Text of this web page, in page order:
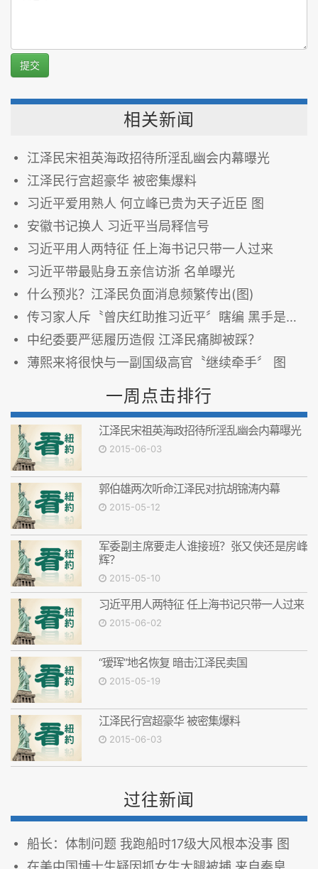
提交
相关新闻
江泽民宋祖英海政招待所淫乱幽会内幕曝光
江泽民行宫超豪华 被密集爆料
习近平爱用熟人 何立峰已贵为天子近臣 图
安徽书记换人 习近平当局释信号
习近平用人两特征 任上海书记只带一人过来
习近平带最贴身五亲信访浙 名单曝光
什么预兆？江泽民负面消息频繁传出(图)
传习家人斥〝曾庆红助推习近平〞瞎编 黑手是他？
中纪委要严惩履历造假 江泽民痛脚被踩？
薄熙来将很快与一副国级高官〝继续牵手〞 图
一周点击排行
江泽民宋祖英海政招待所淫乱幽会内幕曝光
2015-06-03
郭伯雄两次听命江泽民对抗胡锦涛内幕
2015-05-12
军委副主席要走人谁接班？张又侠还是房峰
辉？
2015-05-10
习近平用人两特征 任上海书记只带一人过来
2015-06-02
“瑷珲”地名恢复 暗击江泽民卖国
2015-05-19
江泽民行宫超豪华 被密集爆料
2015-06-03
过往新闻
船长：体制问题 我跑船时17级大风根本没事 图